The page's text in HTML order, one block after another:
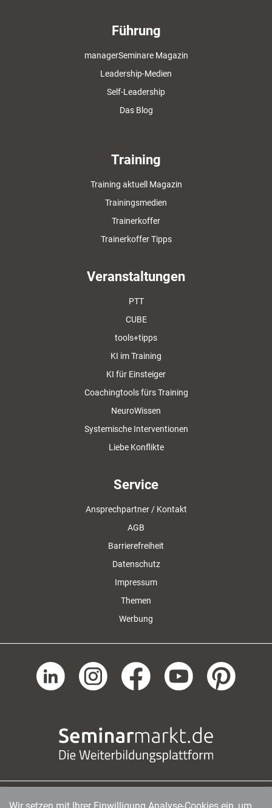
Führung
managerSeminare Magazin
Leadership-Medien
Self-Leadership
Das Blog
Training
Training aktuell Magazin
Trainingsmedien
Trainerkoffer
Trainerkoffer Tipps
Veranstaltungen
PTT
CUBE
tools+tipps
KI im Training
KI für Einsteiger
Coachingtools fürs Training
NeuroWissen
Systemische Interventionen
Liebe Konflikte
Service
Ansprechpartner / Kontakt
AGB
Barrierefreiheit
Datenschutz
Impressum
Themen
Werbung
managerSeminare Verlags GmbH | Endenicher Str. 41 |